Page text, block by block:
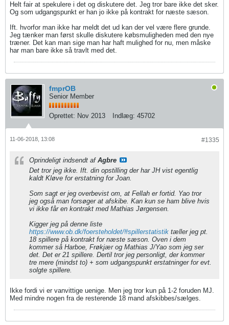
Helt fair at spekulere i det og diskutere det. Jeg tror bare ikke det sker.
Og som udgangspunkt er han jo ikke på kontrakt for næste sæson.
Ift. hvorfor man ikke har meldt det ud kan der vel være flere grunde.
Jeg tænker man først skulle diskutere købsmuligheden med den nye
træner. Det kan man sige man har haft mulighed for nu, men måske
har man bare ikke så travlt med det.
fmprOB
Senior Member
Oprettet: Nov 2013 Indlæg: 45702
#1335
11-06-2018, 13:08
Oprindeligt indsendt af Agbre
Det tror jeg ikke. Ift. din opstilling der har JH vist egentlig
kaldt Kløve for erstatning for Joan.
Som sagt er jeg overbevist om, at Fellah er fortid. Yao tror
jeg også man forsøger at afskibe. Kan kun se ham blive hvis
vi ikke får en kontrakt med Mathias Jørgensen.
Kigger jeg på denne liste
https://www.ob.dk/foersteholdet/#spillerstatistik tæller jeg pt.
18 spillere på kontrakt for næste sæson. Oven i dem
kommer så Harboe, Frøkjær og Mathias J/Yao som jeg ser
det. Det er 21 spillere. Dertil tror jeg personligt, der kommer
tre mere (mindst to) + som udgangspunkt erstatninger for evt.
solgte spillere.
Ikke fordi vi er vanvittige uenige. Men jeg tror kun på 1-2 foruden MJ.
Med mindre nogen fra de resterende 18 mand afskibbes/sælges.